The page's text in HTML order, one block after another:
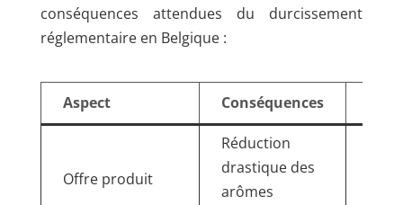
conséquences attendues du durcissement
réglementaire en Belgique :
Aspect Conséquences
Offre produit
Réduction
drastique des
arômes